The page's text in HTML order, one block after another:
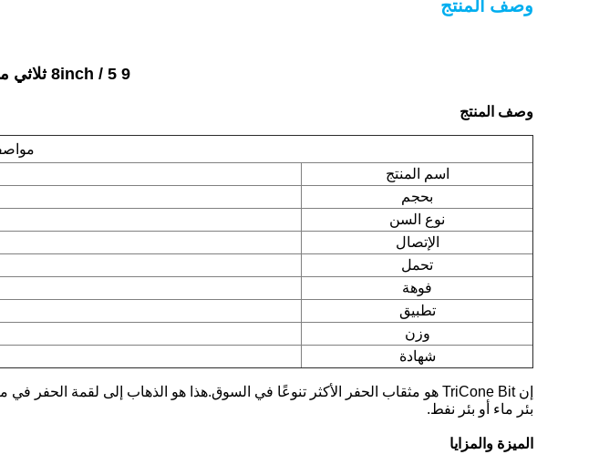
وصف المنتج
9 5 / 8inch ثلاثي مخروط روك بت للتعدين
وصف المنتج
اسم المنتج
بحجم
نوع السن
الإتصال
تحمل
فوهة
تطبيق
وزن
شهادة
بئر ماء أو بئر نفط.
الميزة والمزايا